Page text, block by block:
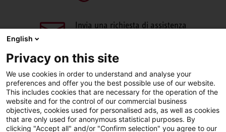
Invia una richiesta di assistenza
Facebook LinkedIn Instagram
English
Privacy on this site
We use cookies in order to understand and analyse your
preferences and offer you the best possible use of our website.
This includes cookies that are necessary for the operation of the
website and for the control of our commercial business
objectives, cookies used for personalised ads, as well as cookies
that are only used for anonymous statistical purposes. By
clicking "Accept all" and/or "Confirm selection" you agree to our